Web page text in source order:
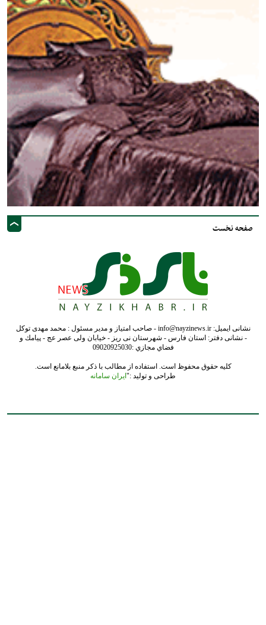
صفحه نخست
نشانی ایمیل: info@nayzinews.ir - صاحب امتیاز و مدیر مسئول : محمد مهدی توکل
- نشانی دفتر: استان فارس - شهرستان نی ریز - خیابان ولی عصر عج - پيامك و
فضاي مجازي :09020925030
کلیه حقوق محفوظ است. استفاده از مطالب با ذکر منبع بلامانع است.
طراحی و تولید :" ایران سامانه